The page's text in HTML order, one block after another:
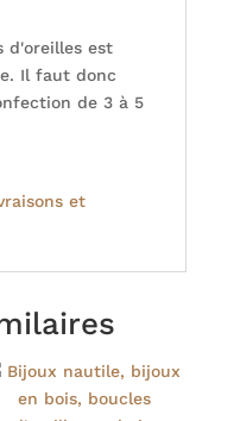
d'oreilles est
Il faut donc
de 3 à 5
et